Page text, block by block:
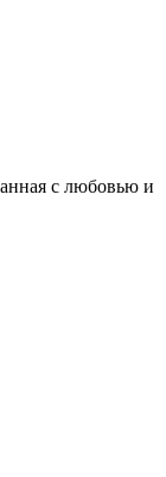
с любовью и